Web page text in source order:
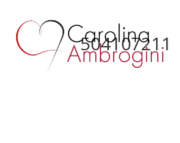
504107211